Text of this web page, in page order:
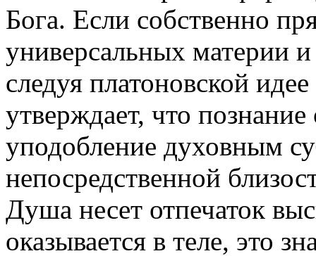
Бога. Если собственно
универсальных материи
следуя платоновской
утверждает, что
уподобление духовным
непосредственной
Душа несет отпечаток
оказывается в теле, это